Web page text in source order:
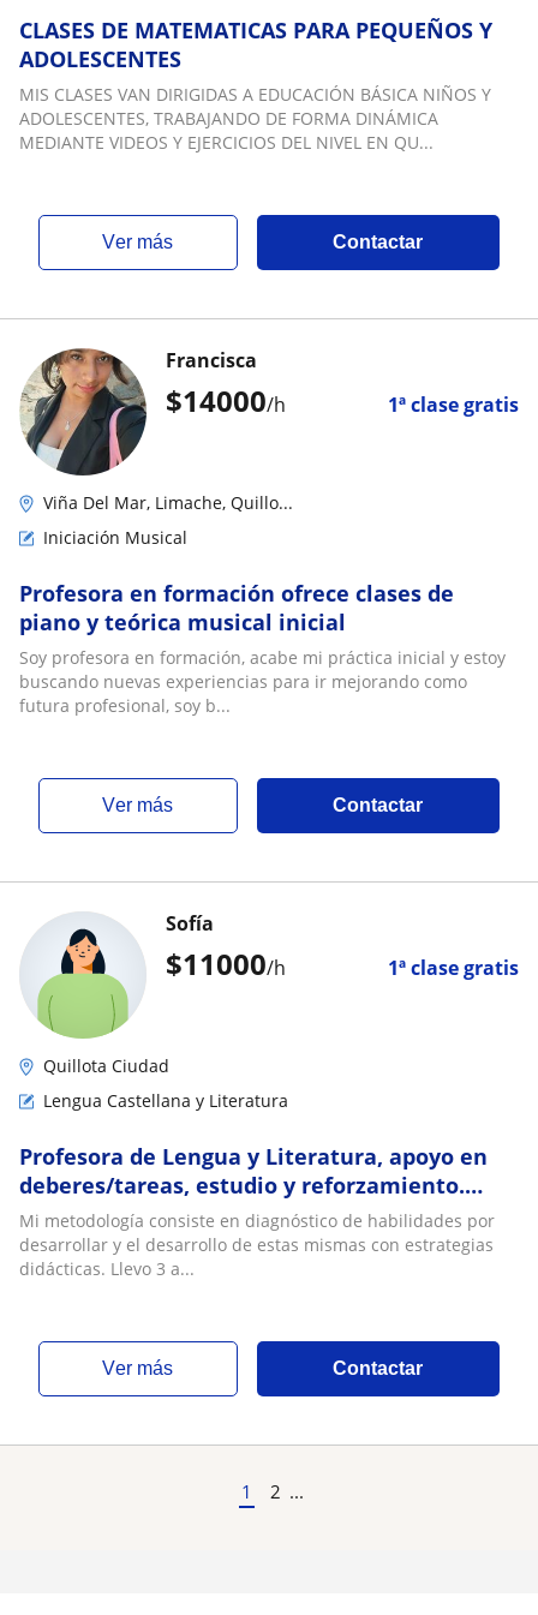
CLASES DE MATEMATICAS PARA PEQUEÑOS Y
ADOLESCENTES
MIS CLASES VAN DIRIGIDAS A EDUCACIÓN BÁSICA NIÑOS Y
ADOLESCENTES, TRABAJANDO DE FORMA DINÁMICA
MEDIANTE VIDEOS Y EJERCICIOS DEL NIVEL EN QU...
ver más Contactar
$14000/h 1ª clase gratis
Francisca
Viña Del Mar, Limache, Quillo...
Iniciación Musical
Profesora en formación ofrece clases de
piano y teórica musical inicial
Soy profesora en formación, acabe mi práctica inicial y estoy
buscando nuevas experiencias para ir mejorando como
futura profesional, soy b...
ver más Contactar
$11000/h 1ª clase gratis
Sofía
Quillota Ciudad
Lengua Castellana y Literatura
Profesora de Lengua y Literatura, apoyo en
deberes/tareas, estudio y reforzamiento.
Tengo 23 y estoy en mi último año de
pedagogía
Mi metodología consiste en diagnóstico de habilidades por
desarrollar y el desarrollo de estas mismas con estrategias
didácticas. Llevo 3 a...
ver más Contactar
1 2 ...